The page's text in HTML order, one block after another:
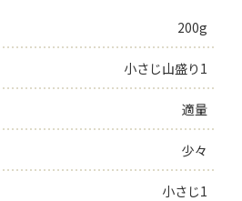
200g
小さじ山盛り1
適量
少々
小さじ1